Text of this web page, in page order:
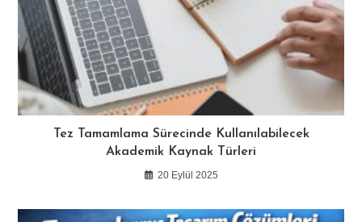
Tez Tamamlama Sürecinde Kullanılabilecek
Akademik Kaynak Türleri
20 Eylül 2025